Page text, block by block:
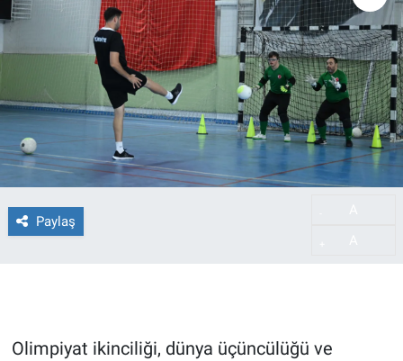
Paylaş
Olimpiyat ikinciliği, dünya üçüncülüğü ve